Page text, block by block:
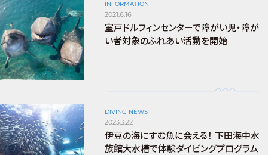
INFORMATION
2021.6.16
室戸ドルフィンセンターで障がい児・障が
い者対象のふれあい活動を開始
DIVING NEWS
2023.3.22
伊豆の海にすむ魚に会える！ 下田海中水
族館大水槽で体験ダイビングプログラム